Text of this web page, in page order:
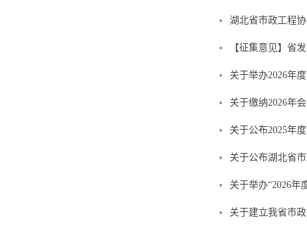
湖北省市政工程
【征集意见】省
关于举办2026年
关于缴纳2026年
关于公布2025年
关于公布湖北省
关于举办“2026年
关于建立我省市